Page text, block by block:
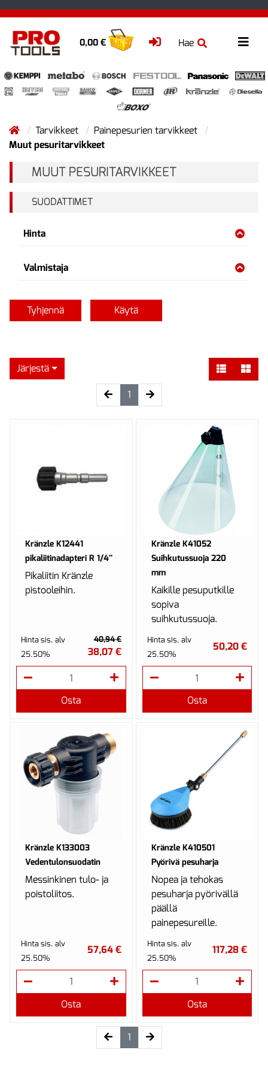
Hae
0,00 €
Tarvikkeet
Painepesurien tarvikkeet
Muut pesuritarvikkeet
MUUT PESURITARVIKKEET
SUODATTIMET
Hinta
Valmistaja
Tyhjennä Käytä
Järjestä
1 (current)
Kränzle K12441
pikaliitinadapteri R 1/4''
Pikaliitin Kränzle
pistooleihin.
Hinta sis. alv
25.50%
40,94 €
38,07 €
Osta
Kränzle K41052
Suihkutussuoja 220
mm
Kaikille pesuputkille
sopiva
suihkutussuoja.
Hinta sis. alv
25.50%
50,20 €
Osta
Kränzle K133003
Vedentulonsuodatin
Messinkinen tulo- ja
poistoliitos.
Hinta sis. alv
25.50%
57,64 €
Osta
Kränzle K410501
Pyörivä pesuharja
Nopea ja tehokas
pesuharja pyörivällä
päällä
painepesureille.
Hinta sis. alv
25.50%
117,28 €
Osta
1 (current)